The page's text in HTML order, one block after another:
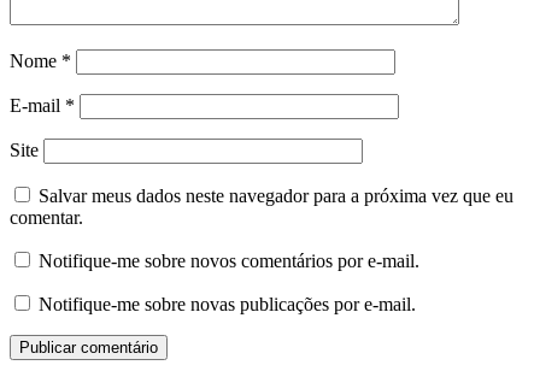
Nome *
E-mail *
Site
Salvar meus dados neste navegador para a próxima vez que eu
comentar.
Notifique-me sobre novos comentários por e-mail.
Notifique-me sobre novas publicações por e-mail.